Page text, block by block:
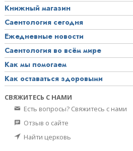
Книжный магазин
Саентология сегодня
Ежедневные новости
Саентология во всём мире
Как мы помогаем
Как оставаться здоровыми
СВЯЖИТЕСЬ С НАМИ
Есть вопросы? Свяжитесь с нами
Отзыв о сайте
Найти церковь